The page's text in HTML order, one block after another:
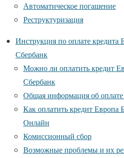
Автоматическое погашение
Реструктуризация
Инструкция по оплате кредита
Сбербанк
Можно ли оплатить кредит
Сбербанк
Общая информация об оплате
Как оплатить кредит Европа
Онлайн
Комиссионный сбор
Возможные проблемы и их